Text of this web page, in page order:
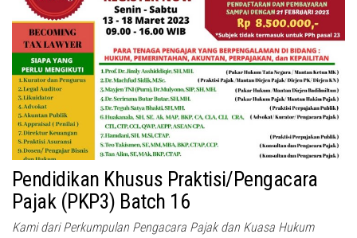
Pendidikan Khusus Praktisi/Pengacara
Pajak (PKP3) Batch 16
Kami dari Perkumpulan Pengacara Pajak dan Kuasa Hukum